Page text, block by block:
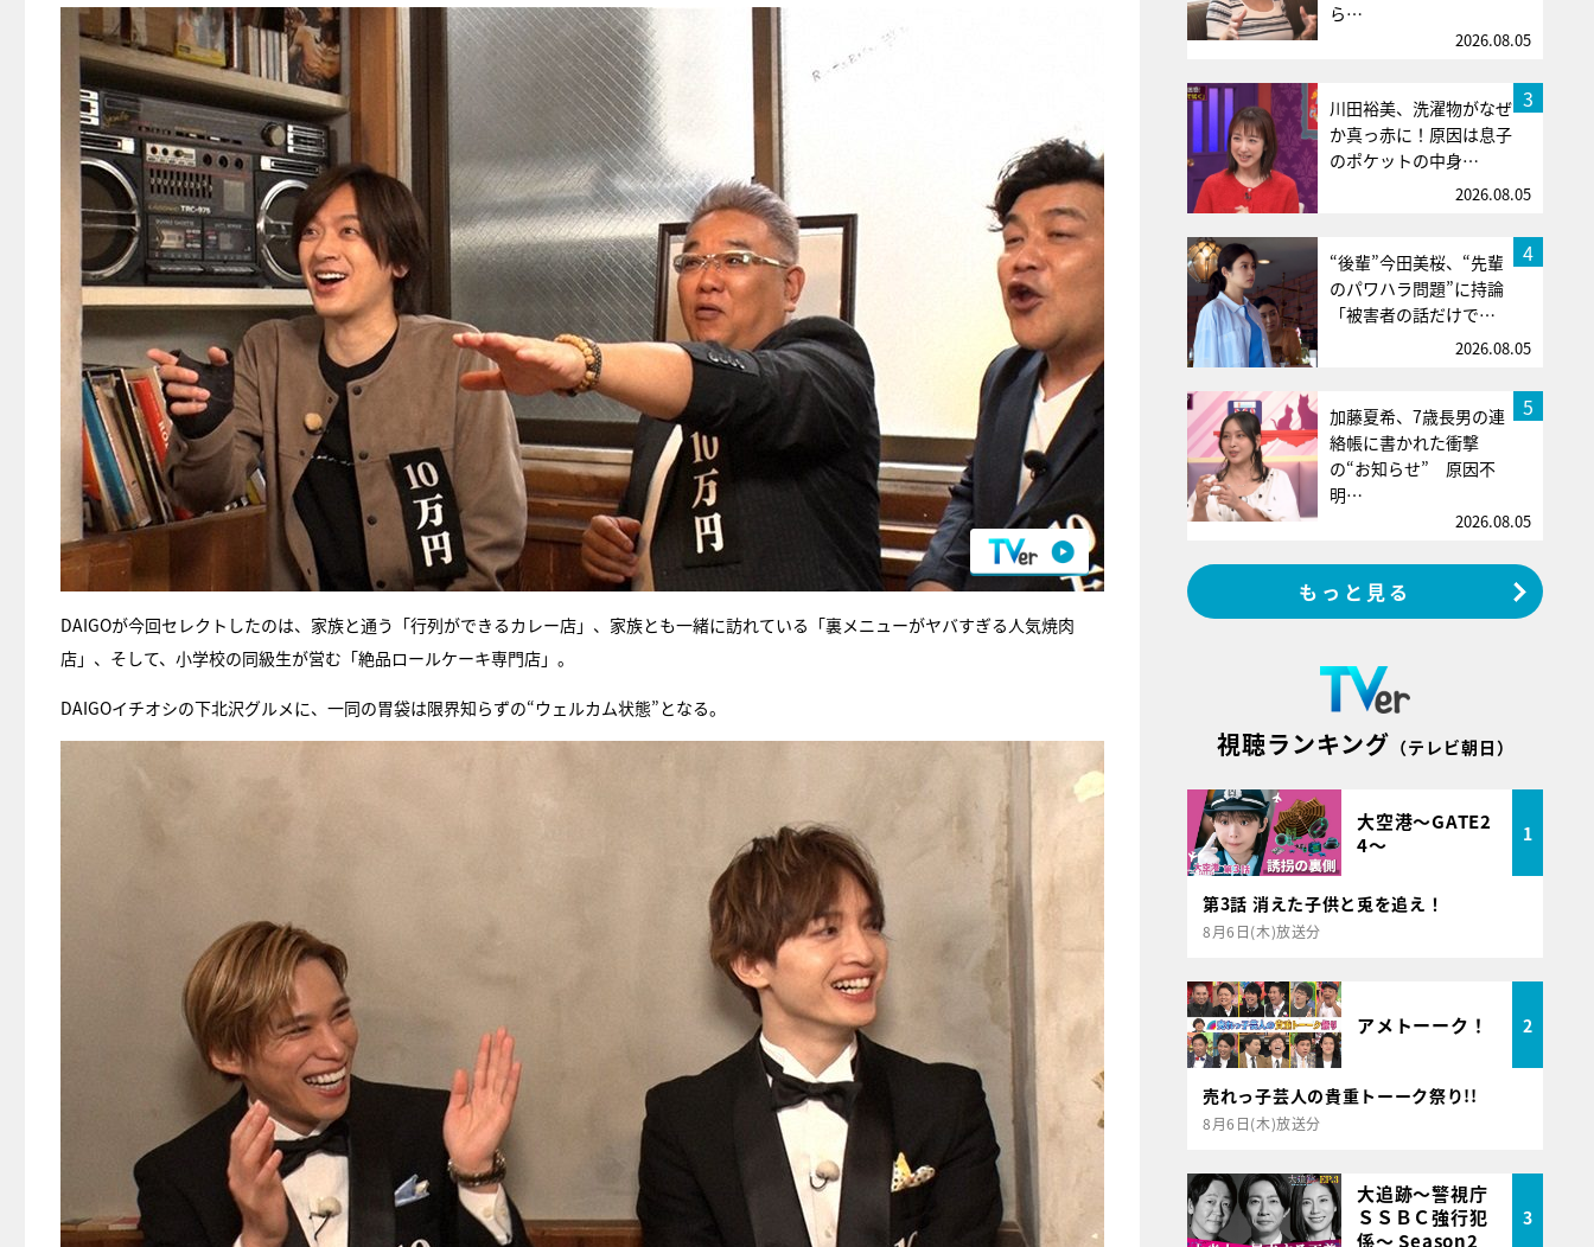
DAIGOが今回セレクトしたのは、家族と通う「行列ができるカレー店」、家族とも一緒に訪れている「裏メニューがヤバすぎる人気焼肉
店」、そして、小学校の同級生が営む「絶品ロールケーキ専門店」。
DAIGOイチオシの下北沢グルメに、一同の胃袋は限界知らずの“ウェルカム状態”となる。
ら…
2026.08.05
3
川田裕美、洗濯物がなぜ
か真っ赤に！原因は息子
のポケットの中身…
2026.08.05
4
“後輩”今田美桜、“先輩
のパワハラ問題”に持論
「被害者の話だけで…
2026.08.05
5
加藤夏希、7歳長男の連
絡帳に書かれた衝撃
の“お知らせ” 原因不
明…
2026.08.05
もっと見る
視聴ランキング （テレビ朝日）
大空港～GATE2
4～
1
第3話 消えた子供と兎を追え！
8月6日(木)放送分
アメトーーク！ 2
売れっ子芸人の貴重トーーク祭り!!
8月6日(木)放送分
大追跡～警視庁
ＳＳＢＣ強行犯
係～ Season2
3